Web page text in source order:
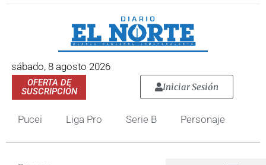
sábado, 8 agosto 2026
OFERTA DE
SUSCRIPCIÓN
Iniciar Sesión
Pucei Liga Pro Serie B Personaje